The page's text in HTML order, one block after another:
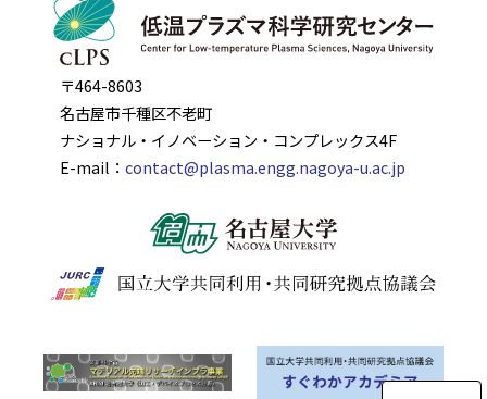
〒464-8603
名古屋市千種区不老町
ナショナル・イノベーション・コンプレックス4F
E-mail： contact@plasma.engg.nagoya-u.ac.jp